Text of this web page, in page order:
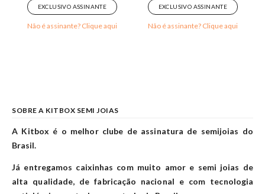
EXCLUSIVO ASSINANTE
Não é assinante? Clique aqui
EXCLUSIVO ASSINANTE
Não é assinante? Clique aqui
SOBRE A KITBOX SEMI JOIAS
A Kitbox é o melhor clube de assinatura de semijoias do
Brasil.
Já entregamos caixinhas com muito amor e semi joias de
alta qualidade, de fabricação nacional e com tecnologia